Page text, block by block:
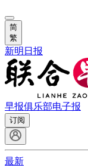
简
繁
新明日报
早报俱乐部电子报
订阅
最新